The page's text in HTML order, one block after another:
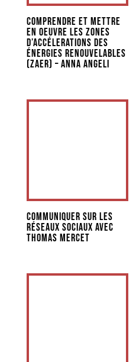
Comprendre et mettre
en oeuvre les zones
d’accélerations des
énergies renouvelables
(ZAER) – Anna Angeli
Communiquer sur les
réseaux sociaux AVEC
THOMAS MERCET